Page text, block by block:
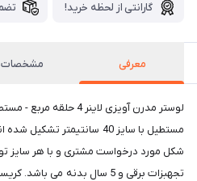
گارانتی از لحظه خرید!
معرفی مشخصات
مستطیل با سایز 40 سانتیمتر